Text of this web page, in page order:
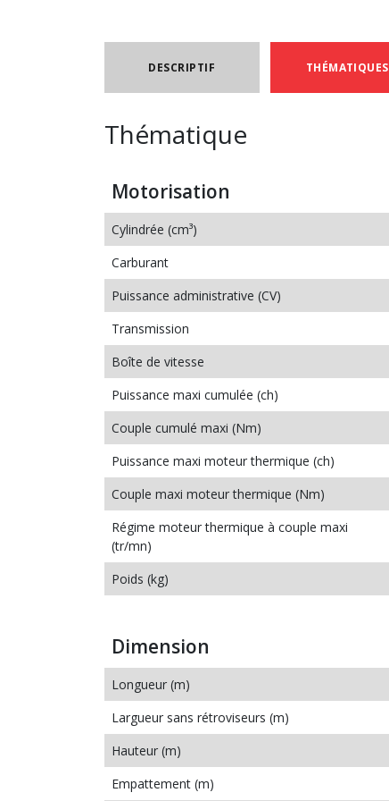
DESCRIPTIF THÉMATIQUES
Thématique
Motorisation
Cylindrée (cm³)
Carburant
Puissance administrative (CV)
Transmission
Boîte de vitesse
Puissance maxi cumulée (ch)
Couple cumulé maxi (Nm)
Puissance maxi moteur thermique (ch)
Couple maxi moteur thermique (Nm)
Régime moteur thermique à couple maxi
(tr/mn)
Poids (kg)
Dimension
Longueur (m)
Largueur sans rétroviseurs (m)
Hauteur (m)
Empattement (m)